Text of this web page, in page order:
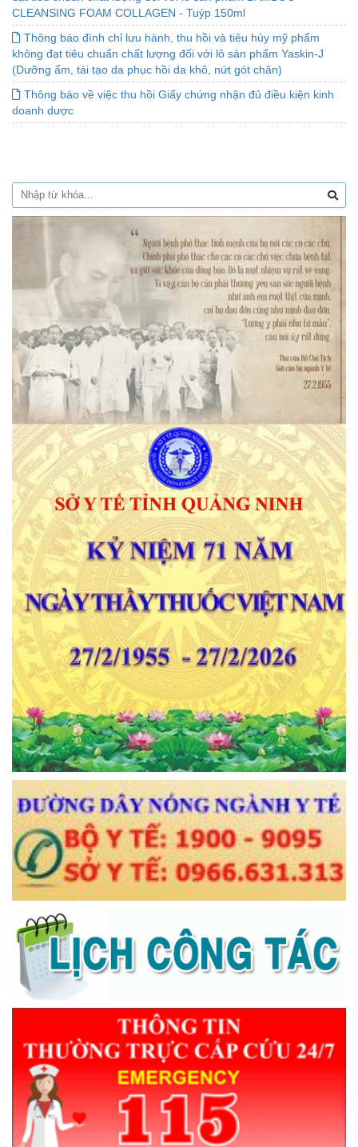
CLEANSING FOAM COLLAGEN - Tuýp 150ml
Thông báo đình chỉ lưu hành, thu hồi và tiêu hủy mỹ phẩm
không đạt tiêu chuẩn chất lượng đối với lô sản phẩm Yaskin-J
(Dưỡng ẩm, tái tạo da phục hồi da khô, nứt gót chân)
Thông báo về việc thu hồi Giấy chứng nhận đủ điều kiện kinh
doanh dược